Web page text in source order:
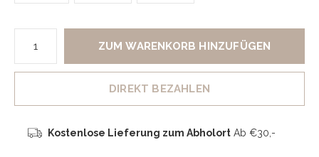
ZUM WARENKORB HINZUFÜGEN
DIREKT BEZAHLEN
Kostenlose Lieferung zum AbholortAb €30,-